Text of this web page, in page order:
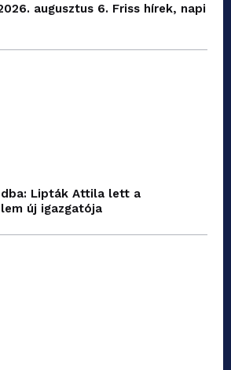
augusztus 6. Friss hírek, napi
Lipták Attila lett a
új igazgatója